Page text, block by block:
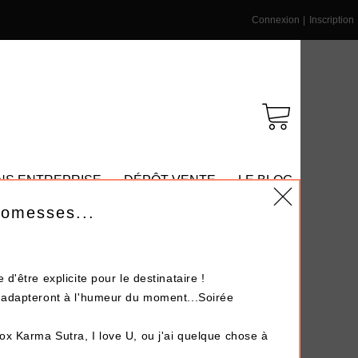
Connexion Inscription
ENTREPRISE DÉPÔT-VENTE LE BLOG
d'être explicite pour le destinataire !
à l'humeur du moment...Soirée
Karma Sutra I love U , ou j'ai quelque chose à